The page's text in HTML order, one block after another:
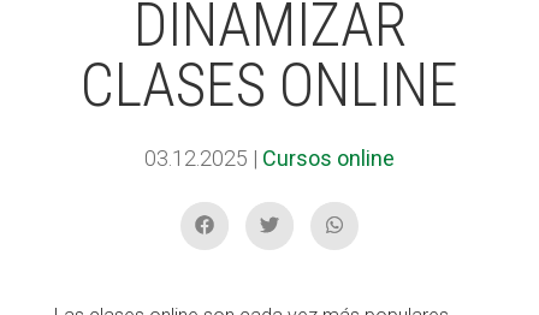
DINAMIZAR
CLASES ONLINE
03.12.2025 | Cursos online
SUPORT TERCER SECTOR
SUPORT TERCER SECTOR